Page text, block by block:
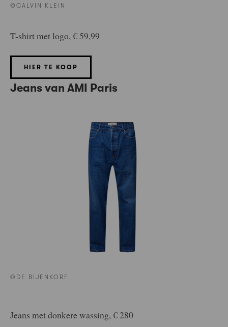
©CALVIN KLEIN
T-shirt met logo, € 59,99
HIER TE KOOP
Jeans van AMI Paris
©DE BIJENKORF
Jeans met donkere wassing, € 280